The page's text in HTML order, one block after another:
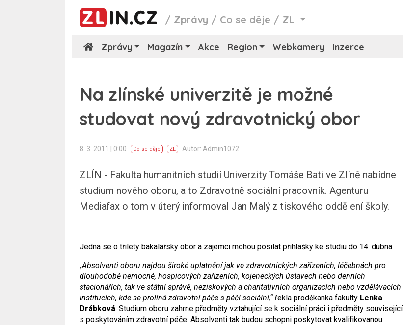
/ Zprávy / Co se děje / ZL
Zprávy Magazín Akce Region Webkamery Inzerce
Na zlínské univerzitě je možné
studovat nový zdravotnický obor
8. 3. 2011 | 0:00 Co se děje ZL Autor: Admin1072
ZLÍN - Fakulta humanitních studií Univerzity Tomáše Bati ve Zlíně nabídne
studium nového oboru, a to Zdravotně sociální pracovník. Agenturu
Mediafax o tom v úterý informoval Jan Malý z tiskového oddělení školy.
Jedná se o tříletý bakalářský obor a zájemci mohou posílat přihlášky ke studiu do 14. dubna.
„Absolventi oboru najdou široké uplatnění jak ve zdravotnických zařízeních, léčebnách pro
dlouhodobě nemocné, hospicových zařízeních, kojeneckých ústavech nebo denních
stacionářích, tak ve státní správě, neziskových a charitativních organizacích nebo vzdělávacích
institucích, kde se prolíná zdravotní páče s péčí sociální,“řekla proděkanka fakulty Lenka
Drábková. Studium oboru zahrne předměty vztahující se k sociální práci i předměty související
s poskytováním zdravotní péče. Absolventi tak budou schopni poskytovat kvalifikovanou